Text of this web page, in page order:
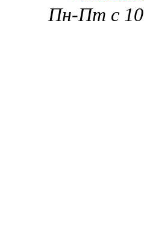
Пн-Пт с